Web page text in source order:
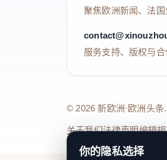
聚焦欧洲新闻、法
服务支持、版权与
© 2026 新欧洲·欧洲头
关于我们法律声明编辑
你的隐私选择